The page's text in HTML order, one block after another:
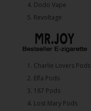
4.⁠ ⁠⁠Dodo Vape
5. ⁠Revoltage
1.⁠ ⁠Charlie Lovers Pods
2.⁠ ⁠⁠Elfa Pods
3.⁠ ⁠⁠187 Pods
4.⁠ ⁠⁠Lost Mary Pods